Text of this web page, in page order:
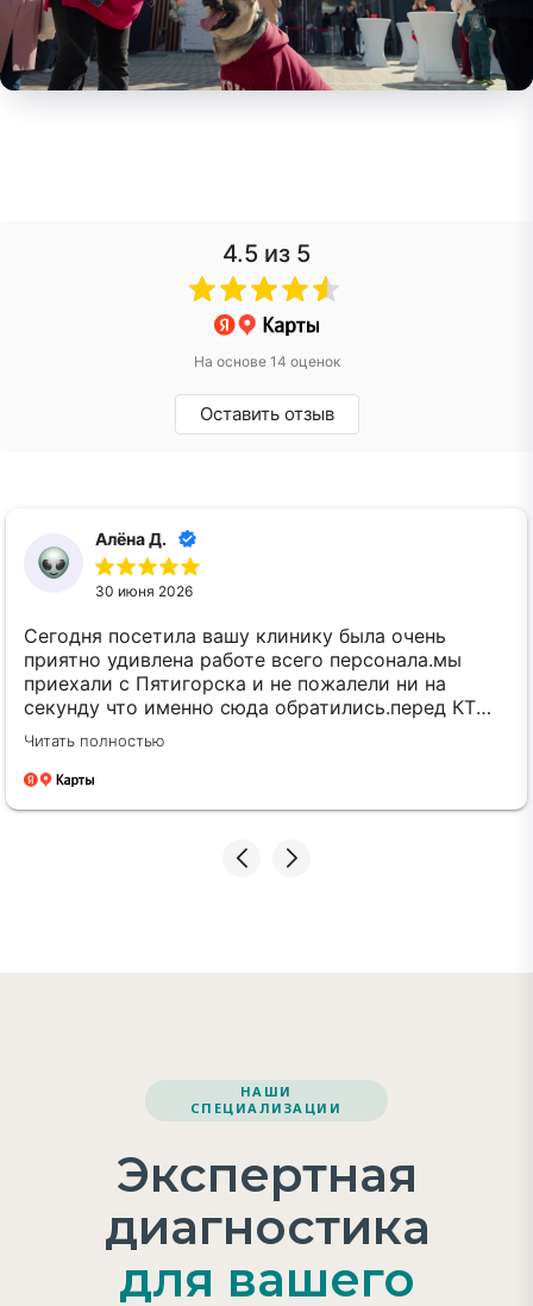
4.5 из 5
На основе 14 оценок
Оставить отзыв
Алёна Д.
30 июня 2026
Сегодня посетила вашу клинику была очень
приятно удивлена работе всего персонала.мы
приехали с Пятигорска и не пожалели ни на
секунду что именно сюда обратились.перед КТ
анестезиолог нам всё подробно рассказал по
этапам что и как будут делать,ответил на кучу
моих вопросов.я очень переживала за наркоз
Евочке уже 11 лет.Но когда мне позвонили и
сказали что она проснулась через пол часа.я
Читать полностью
Экспертная
диагностика
для вашего
НАШИ
СПЕЦИАЛИЗАЦИИ